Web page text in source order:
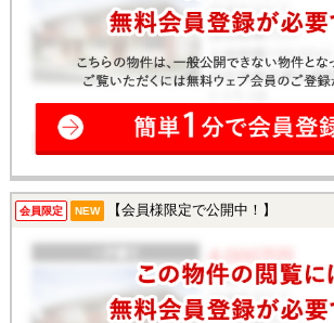
会員限定 NEW 【会員様限定で公開中！】